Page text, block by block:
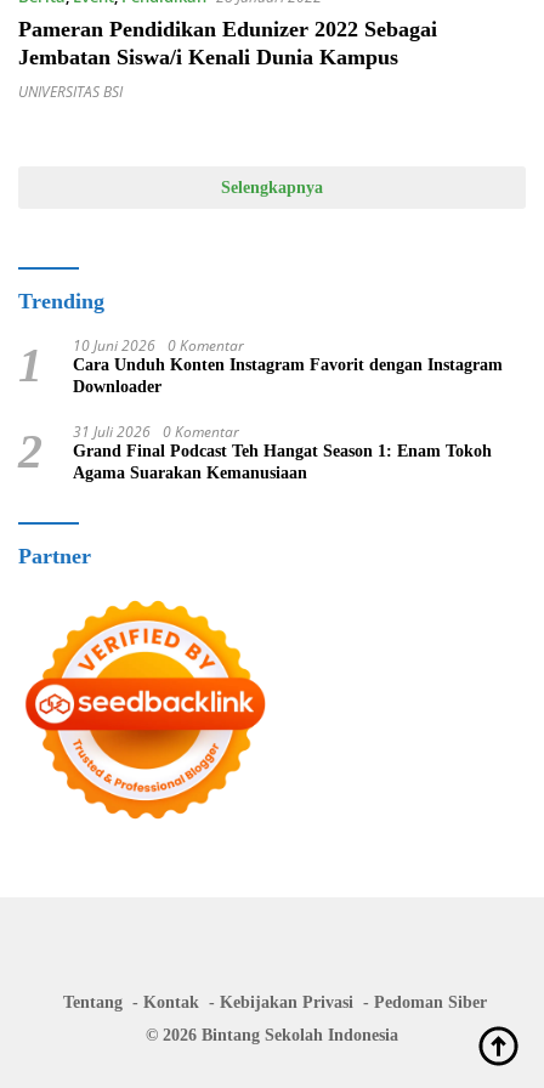
Pameran Pendidikan Edunizer 2022 Sebagai
Jembatan Siswa/i Kenali Dunia Kampus
UNIVERSITAS BSI
Selengkapnya
Trending
1 10 Juni 2026 0 Komentar
Cara Unduh Konten Instagram Favorit dengan Instagram
Downloader
2 31 Juli 2026 0 Komentar
Grand Final Podcast Teh Hangat Season 1: Enam Tokoh
Agama Suarakan Kemanusiaan
Partner
Tentang Kontak Kebijakan Privasi
Pedoman Siber
© 2026 Bintang Sekolah Indonesia